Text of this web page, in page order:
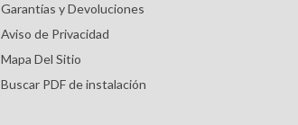
Garantías y Devoluciones
Aviso de Privacidad
Mapa Del Sitio
Buscar PDF de instalación